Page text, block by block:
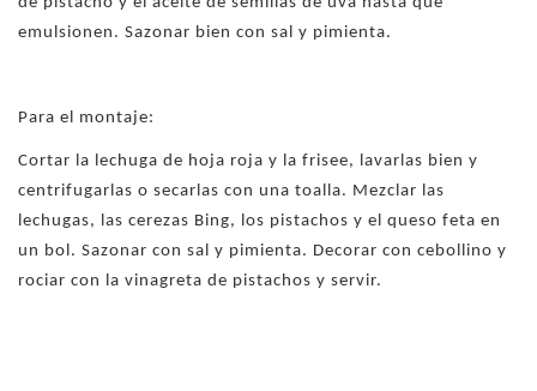
emulsionen. Sazonar bien con sal y pimienta.
Para el montaje:
Cortar la lechuga de hoja roja y la frisee, lavarlas bien y
centrifugarlas o secarlas con una toalla. Mezclar las
lechugas, las cerezas Bing, los pistachos y el queso feta en
un bol. Sazonar con sal y pimienta. Decorar con cebollino y
rociar con la vinagreta de pistachos y servir.